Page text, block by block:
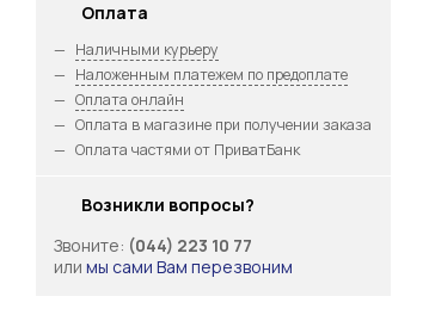
Оплата
Наличными курьеру
Наложенным платежем по предоплате
Оплата онлайн
Оплата в магазине при получении заказа
Оплата частями от ПриватБанк
Возникли вопросы?
Звоните: (044) 223 10 77
или мы сами Вам перезвоним